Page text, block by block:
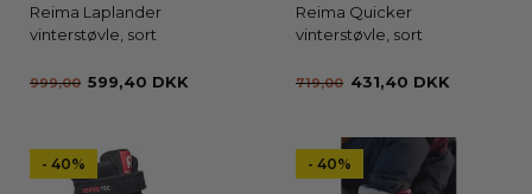
Reima Laplander
vinterstøvle, sort
999,00 599,40 DKK
Reima Quicker
vinterstøvle, sort
719,00 431,40 DKK
- 40% - 40%